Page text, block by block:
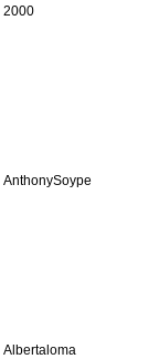
2000
AnthonySoype
Albertaloma